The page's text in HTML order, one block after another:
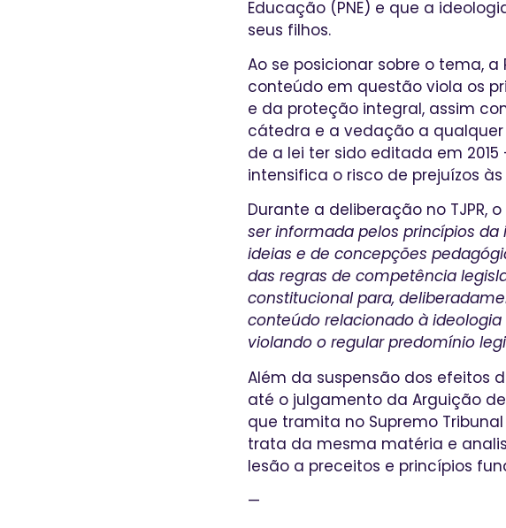
Educação (PNE) e que a
seus filhos.
Ao se posicionar sobre o tema,
conteúdo em questão viola os
e da proteção integral, assim
cátedra e a vedação a
de a lei ter sido editada em
intensifica o risco de prejuízos
Durante a deliberação no TJPR,
ser informada pelos princípios
ideias e de concepções
das regras de competência
constitucional para,
conteúdo relacionado à ideologia
violando o regular predomínio
Além da suspensão dos efeitos
até o julgamento da Arguição
que tramita no Supremo Tribunal
trata da mesma matéria e
lesão a preceitos e princípios
—